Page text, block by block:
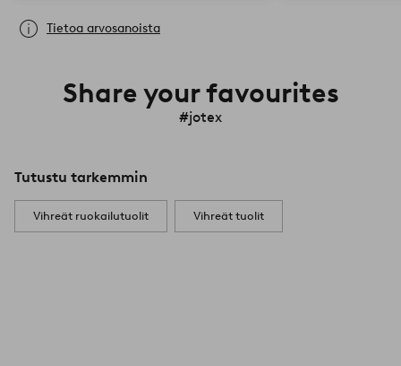
Tietoa arvosanoista
Share your favourites
#jotex
Tutustu tarkemmin
Vihreät ruokailutuolit Vihreät tuolit